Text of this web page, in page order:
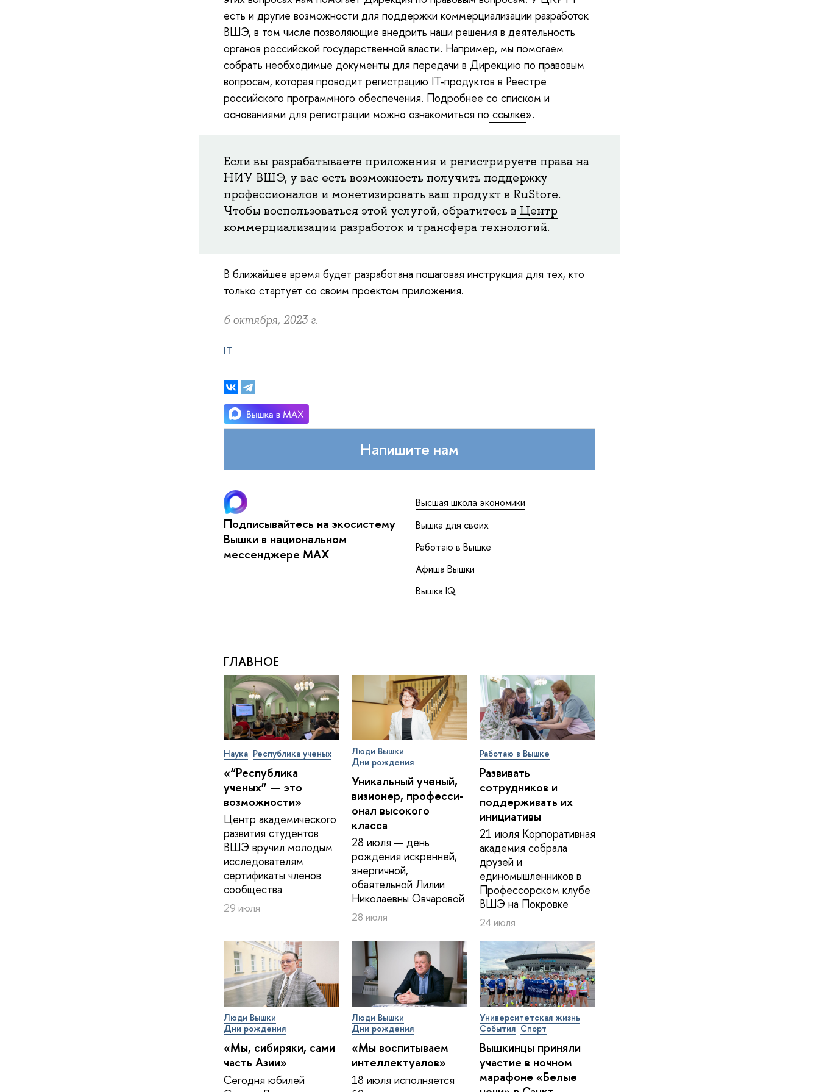
есть и другие возможности для поддержки коммерциализации разработок
ВШЭ, в том числе позволяющие внедрить наши решения в деятельность
органов российской государственной власти. Например, мы помогаем
собрать необходимые документы для передачи в Дирекцию по правовым
вопросам, которая проводит регистрацию IT-продуктов в Реестре
российского программного обеспечения. Подробнее со списком и
основаниями для регистрации можно ознакомиться по ссылке».
Если вы разрабатываете приложения и регистрируете права на
НИУ ВШЭ, у вас есть возможность получить поддержку
профессионалов и монетизировать ваш продукт в RuStore.
Чтобы воспользоваться этой услугой, обратитесь в Центр
коммерциализации разработок и трансфера технологий.
В ближайшее время будет разработана пошаговая инструкция для тех, кто
только стартует со своим проектом приложения.
6 октября, 2023 г.
IT
Напишите нам
Подписывайтесь на экосистему
Вышки в национальном
мессенджере MAX
Высшая школа экономики
Вышка для своих
Работаю в Вышке
Афиша Вышки
Вышка IQ
ГЛАВНОЕ
Наука Республика ученых
«“Республика
ученых” — это
возможности»
Центр академического
развития студентов
ВШЭ вручил молодым
исследователям
сертификаты членов
сообщества
29 июля
Люди Вышки
Дни рождения
Уникальный ученый,
визионер, про­фес­си­
о­нал высокого
класса
28 июля — день
рождения искренней,
энергичной,
обаятельной Лилии
Николаевны Овчаровой
28 июля
Работаю в Вышке
Развивать
сотрудников и
поддерживать их
инициативы
21 июля Корпоративная
академия собрала
друзей и
единомышленников в
Профессорском клубе
ВШЭ на Покровке
24 июля
Люди Вышки
Дни рождения
«Мы, сибиряки, сами
часть Азии»
Сегодня юбилей
Люди Вышки
Дни рождения
«Мы воспитываем
интеллектуалов»
18 июля исполняется
Университетская жизнь
События Спорт
Вышкинцы приняли
участие в ночном
марафоне «Белые